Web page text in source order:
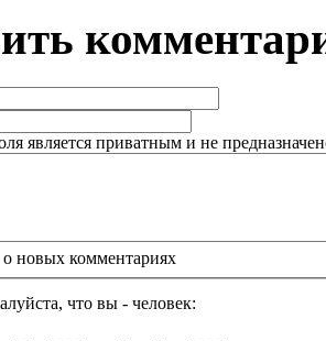
является приватным и не
новых комментариях
что вы - человек: